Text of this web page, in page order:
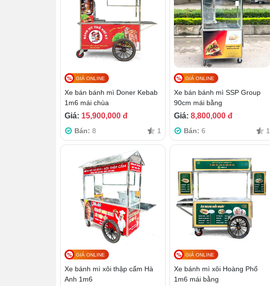
GIÁ ONLINE
Xe bán bánh mì Doner Kebab
1m6 mái chùa
Giá: 15,900,000 đ
Bán: 8 1
GIÁ ONLINE
Xe bán bánh mì SSP Group
90cm mái bằng
Giá: 8,800,000 đ
Bán: 6 1
GIÁ ONLINE
Xe bánh mì xôi thập cẩm Hà
Anh 1m6
GIÁ ONLINE
Xe bánh mì xôi Hoàng Phố
1m6 mái bằng